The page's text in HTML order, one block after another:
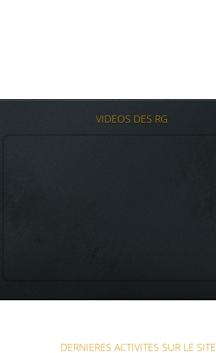
VIDEOS DES RG
DERNIERES ACTIVITES SUR LE SITE